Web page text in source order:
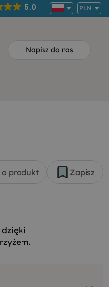
5.0 PLN
Napisz do nas
produkt Zapisz